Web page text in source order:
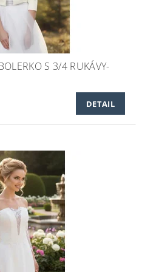
S 3/4 RUKÁVY-
DETAIL